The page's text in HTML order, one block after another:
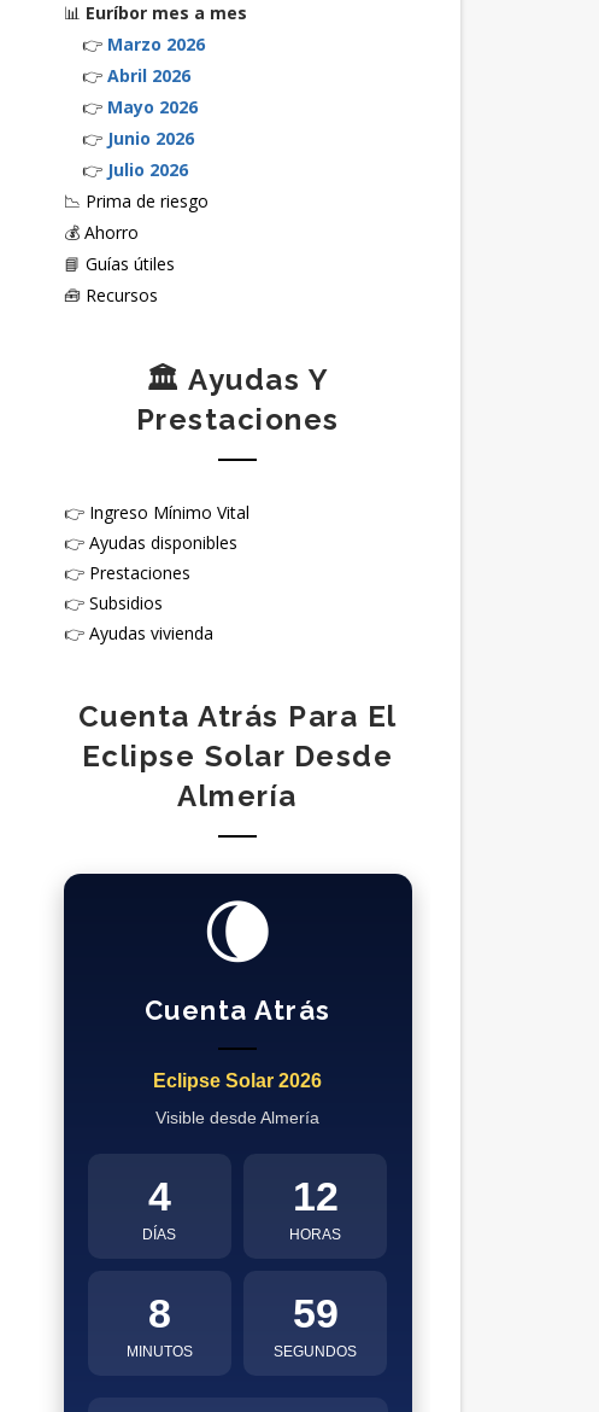
📊 Euríbor mes a mes
👉 Marzo 2026
👉 Abril 2026
👉 Mayo 2026
👉 Junio 2026
👉 Julio 2026
📉 Prima de riesgo
💰 Ahorro
📘 Guías útiles
🧰 Recursos
🏛️ Ayudas Y
Prestaciones
👉 Ingreso Mínimo Vital
👉 Ayudas disponibles
👉 Prestaciones
👉 Subsidios
👉 Ayudas vivienda
Cuenta Atrás Para El
Eclipse Solar Desde
Almería
🌘
Cuenta Atrás
Eclipse Solar 2026
Visible desde Almería
4
DÍAS
12
HORAS
8
MINUTOS
58
SEGUNDOS